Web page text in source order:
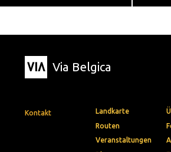
Via Belgica
Kontakt
Landkarte
Routen
Veranstaltungen